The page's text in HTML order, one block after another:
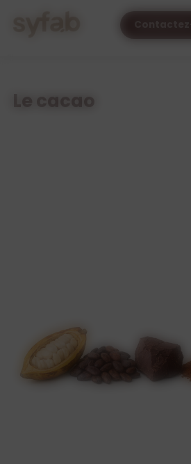
Le cacao
Cookies management panel